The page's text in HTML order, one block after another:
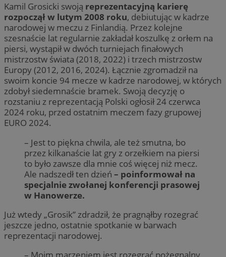
Kamil Grosicki swoją reprezentacyjną karierę
rozpoczął w lutym 2008 roku, debiutując w kadrze
narodowej w meczu z Finlandią. Przez kolejne
szesnaście lat regularnie zakładał koszulkę z orłem na
piersi, wystąpił w dwóch turniejach finałowych
mistrzostw świata (2018, 2022) i trzech mistrzostw
Europy (2012, 2016, 2024). Łącznie zgromadził na
swoim koncie 94 mecze w kadrze narodowej, w których
zdobył siedemnaście bramek. Swoją decyzję o
rozstaniu z reprezentacją Polski ogłosił 24 czerwca
2024 roku, przed ostatnim meczem fazy grupowej
EURO 2024.
– Jest to piękna chwila, ale też smutna, bo
przez kilkanaście lat gry z orzełkiem na piersi
to było zawsze dla mnie coś więcej niż mecz.
Ale nadszedł ten dzień – poinformował na
specjalnie zwołanej konferencji prasowej
w Hanowerze.
Już wtedy „Grosik” zdradził, że pragnąłby rozegrać
jeszcze jedno, ostatnie spotkanie w barwach
reprezentacji narodowej.